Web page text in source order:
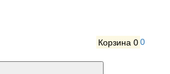
Корзина 00